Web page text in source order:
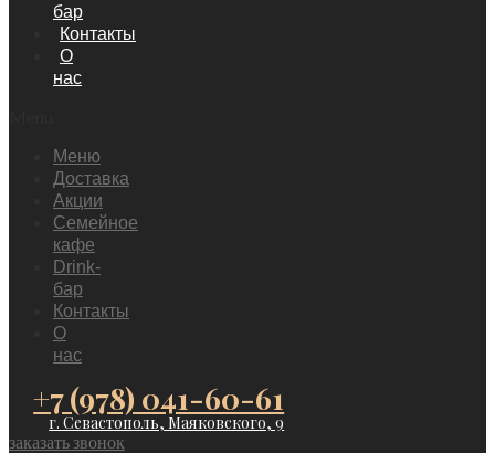
бар
Контакты
О
нас
Меню
Доставка
Акции
Семейное
кафе
Drink-
бар
Контакты
О
нас
+7 (978) 041-60-61
г. Севастополь, Маяковского, 9
заказать звонок